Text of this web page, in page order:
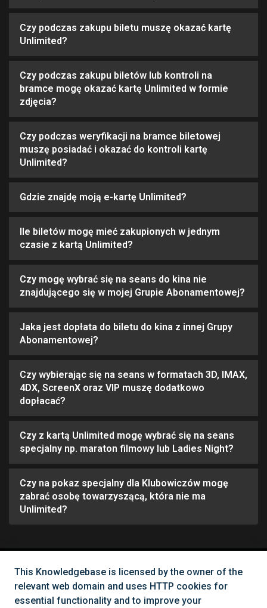
Czy podczas zakupu biletu muszę okazać kartę
Unlimited?
Czy podczas zakupu biletów lub kontroli na
bramce mogę okazać kartę Unlimited w formie
zdjęcia?
Czy podczas weryfikacji na bramce biletowej
muszę posiadać i okazać do kontroli kartę
Unlimited?
Gdzie znajdę moją e-kartę Unlimited?
Ile biletów mogę mieć zakupionych w jednym
czasie z kartą Unlimited?
Czy mogę wybrać się na seans do kina nie
znajdującego się w mojej Grupie Abonamentowej?
Jaka jest dopłata do biletu do kina z innej Grupy
Abonamentowej?
Czy wybierając się na seans w formatach 3D, IMAX,
4DX, ScreenX oraz VIP muszę dodatkowo
dopłacać?
Czy z kartą Unlimited mogę wybrać się na seans
specjalny np. maraton filmowy lub Ladies Night?
Czy na pokaz specjalny dla Klubowiczów mogę
zabrać osobę towarzyszącą, która nie ma
Unlimited?
Can't find what you need?
This Knowledgebase is licensed by the owner of the
relevant web domain and uses HTTP cookies for
essential functionality and to improve your